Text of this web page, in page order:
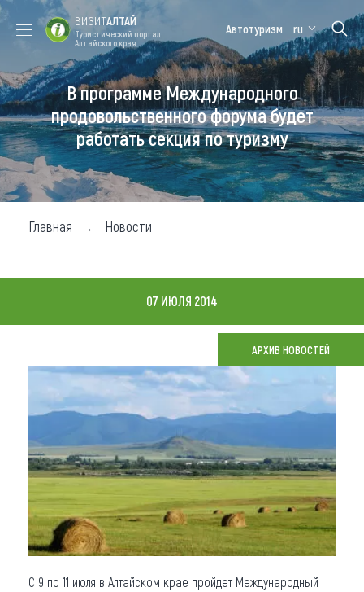
Форум VISIT
ALTAI
Цветение
маральника
Медицинский
форум
Алтайская
зимовка
Туры
Где побывать
Чем заняться
Карта
Что привезти (сувениры)
Коллекция впечатлений
Другие рубрики
ВИЗИТАЛТАЙ
Туристический портал
Алтайского края
Автотуризм ru
В программе Международного
продовольственного форума будет
работать секция по туризму
Главная Новости
07 ИЮЛЯ 2014
АРХИВ НОВОСТЕЙ
С 9 по 11 июля в Алтайском крае пройдет Международный